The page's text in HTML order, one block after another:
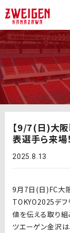
【9/7(日)大
表選手ら来場！
2025.8.13
9月7日(日 )FC大
TOKYO2025デ
値を伝える取り組
ツエーゲン金沢は